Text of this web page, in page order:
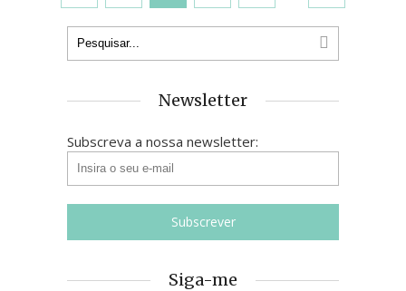
Newsletter
Subscreva a nossa newsletter:
Siga-me